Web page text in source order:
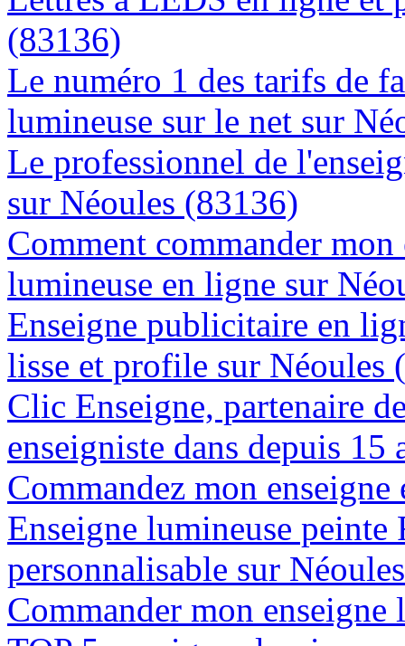
(83136)
Le numéro 1 des tarifs de
lumineuse sur le net sur
Le professionnel de
sur Néoules (83136)
Comment commander
lumineuse en ligne sur
Enseigne publicitaire en
lisse et profile sur Néoules
Clic Enseigne, partenaire
enseigniste dans depuis 15
Commandez mon
Enseigne lumineuse
personnalisable sur
Commander mon